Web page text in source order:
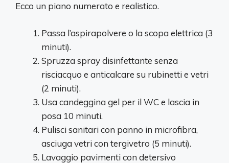
Ecco un piano numerato e realistico.
Passa l’aspirapolvere o la scopa elettrica (3
minuti).
Spruzza spray disinfettante senza
risciacquo e anticalcare su rubinetti e vetri
(2 minuti).
Usa candeggina gel per il WC e lascia in
posa 10 minuti.
Pulisci sanitari con panno in microfibra,
asciuga vetri con tergivetro (5 minuti).
Lavaggio pavimenti con detersivo